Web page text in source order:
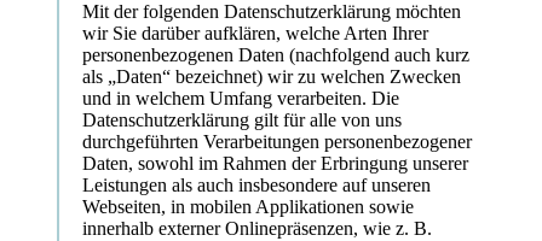
Mit der folgenden Datenschutzerklärung möchten
wir Sie darüber aufklären, welche Arten Ihrer
personenbezogenen Daten (nachfolgend auch kurz
als „Daten“ bezeichnet) wir zu welchen Zwecken
und in welchem Umfang verarbeiten. Die
Datenschutzerklärung gilt für alle von uns
durchgeführten Verarbeitungen personenbezogener
Daten, sowohl im Rahmen der Erbringung unserer
Leistungen als auch insbesondere auf unseren
Webseiten, in mobilen Applikationen sowie
innerhalb externer Onlinepräsenzen, wie z. B.